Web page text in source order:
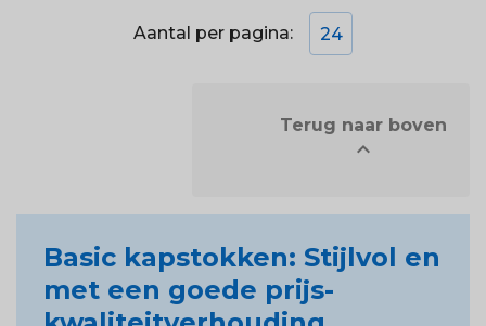
Aantal per pagina: 24

Basic kapstokken: Stijlvol en
met een goede prijs-